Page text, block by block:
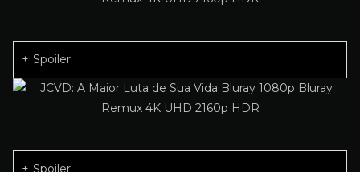
Spoiler
Spoiler